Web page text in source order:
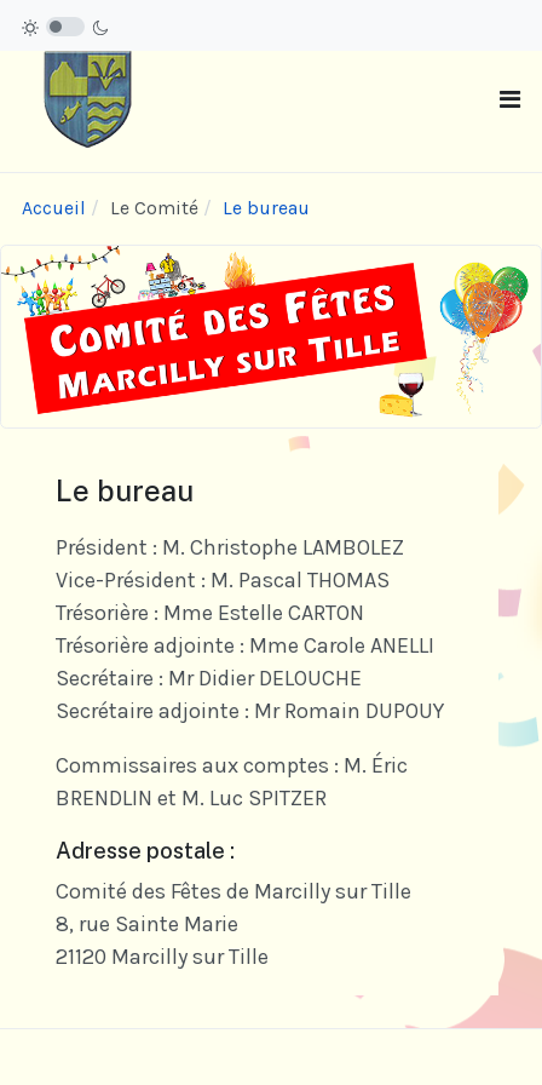
Accueil Le Comité Le bureau
Le bureau
Président : M. Christophe LAMBOLEZ
Vice-Président : M. Pascal THOMAS
Trésorière : Mme Estelle CARTON
Trésorière adjointe : Mme Carole ANELLI
Secrétaire : Mr Didier DELOUCHE
Secrétaire adjointe : Mr Romain DUPOUY
Commissaires aux comptes : M. Éric
BRENDLIN et M. Luc SPITZER
Adresse postale :
Comité des Fêtes de Marcilly sur Tille
8, rue Sainte Marie
21120 Marcilly sur Tille